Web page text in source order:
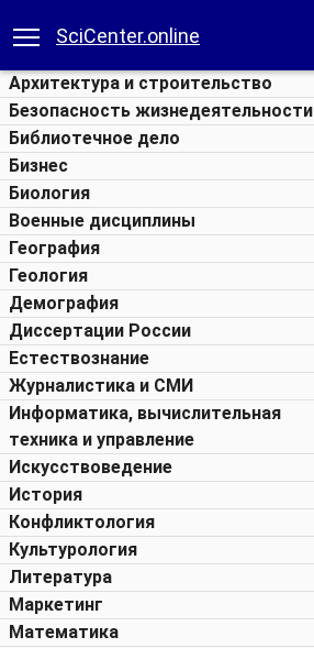
SciCenter.online
Архитектура и строительство
Безопасность жизнедеятельности
Библиотечное дело
Бизнес
Биология
Военные дисциплины
География
Геология
Демография
Диссертации России
Естествознание
Журналистика и СМИ
Информатика, вычислительная
техника и управление
Искусствоведение
История
Конфликтология
Культурология
Литература
Маркетинг
Математика